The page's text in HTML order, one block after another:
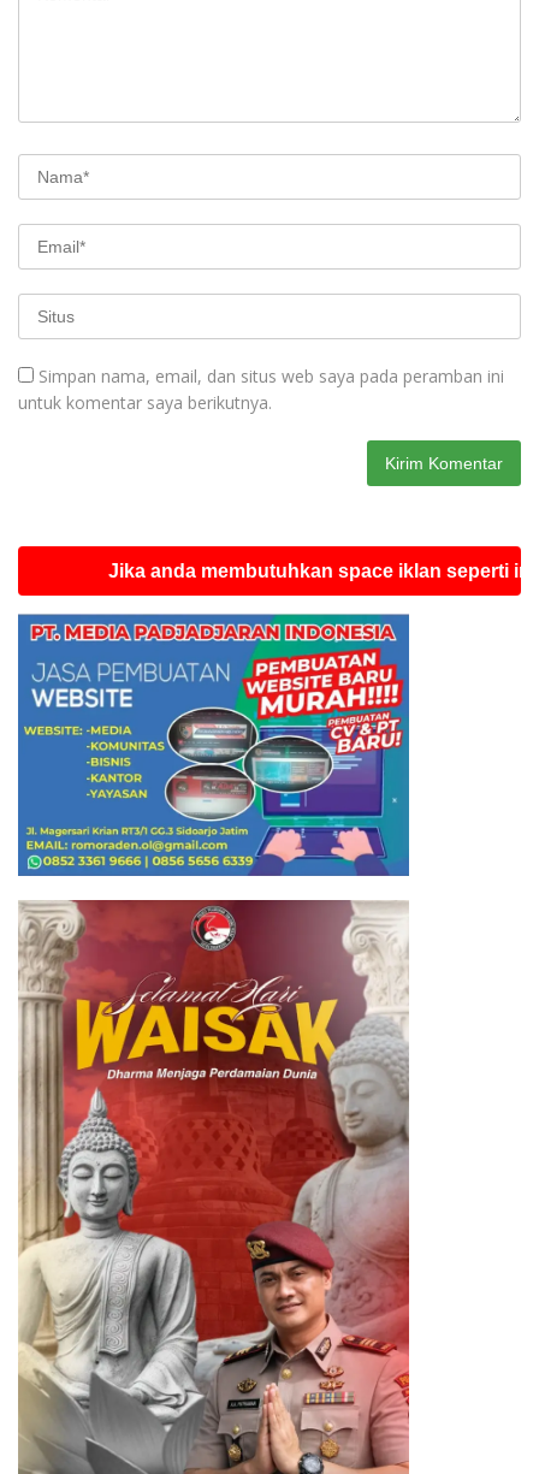
Simpan nama, email, dan situs web saya pada peramban ini
untuk komentar saya berikutnya.
Jika anda membutuhkan space iklan seperti ini silahkan